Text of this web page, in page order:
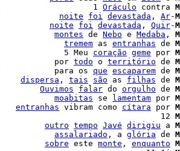
|                   1 Oráculo contra
noite foi devastada , Ar-
noite foi devastada , Quir-
montes de Nebo e Medaba ,
tremem as entranhas de
|             5 Meu coração geme por
|           por todo o território de
|           para os que escaparem de
dispersa , tais são as filhas de
Ouvimos falar do orgulho de
moabitas se lamentam por
entranhas vibram como cítara por
|                                 12
outro tempo Javé dirigiu a
assalariado , a glória de
sobre este monte , enquanto